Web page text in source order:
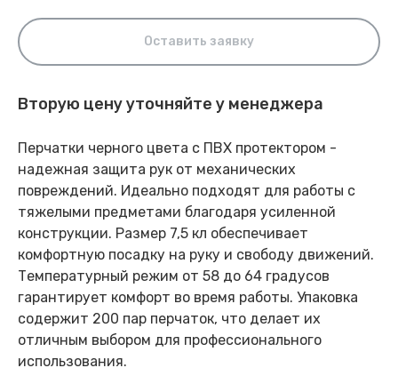
Оставить заявку
Вторую цену уточняйте у менеджера
Перчатки черного цвета с ПВХ протектором -
надежная защита рук от механических
повреждений. Идеально подходят для работы с
тяжелыми предметами благодаря усиленной
конструкции. Размер 7,5 кл обеспечивает
комфортную посадку на руку и свободу движений.
Температурный режим от 58 до 64 градусов
гарантирует комфорт во время работы. Упаковка
содержит 200 пар перчаток, что делает их
отличным выбором для профессионального
использования.